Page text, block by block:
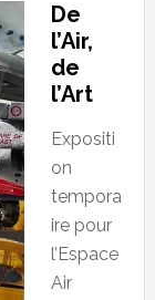
De
l’Air,
de
l’Art
Expositi
on
tempora
ire pour
l’Espace
Air